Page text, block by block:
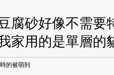
腐砂好像不需要
家用的是單層的
的被萌到